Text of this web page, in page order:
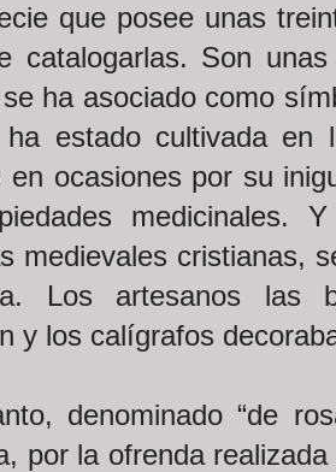
que posee unas
catalogarlas. Son
ha asociado como
ha estado cultivada en
en ocasiones por su
medicinales.
medievales cristianas,
Los artesanos las
y los calígrafos
denominado “de
por la ofrenda